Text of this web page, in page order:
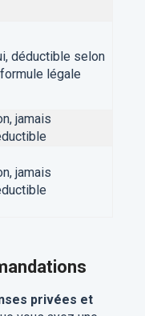
déductible selon
légale
jamais
jamais
privées et